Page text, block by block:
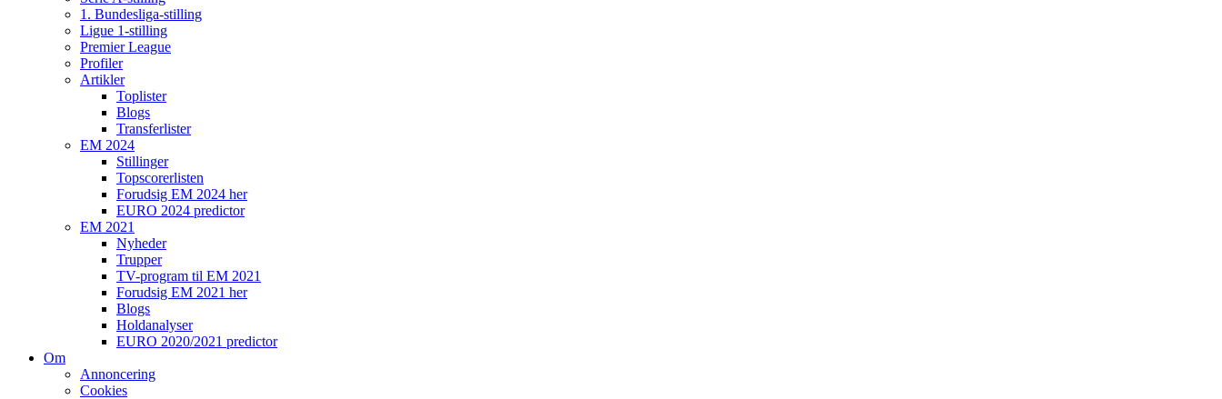
1. Bundesliga-stilling
Ligue 1-stilling
Premier League
Profiler
Artikler
Toplister
Blogs
Transferlister
EM 2024
Stillinger
Topscorerlisten
Forudsig EM 2024 her
EURO 2024 predictor
EM 2021
Nyheder
Trupper
TV-program til EM 2021
Forudsig EM 2021 her
Blogs
Holdanalyser
EURO 2020/2021 predictor
Om
Annoncering
Cookies